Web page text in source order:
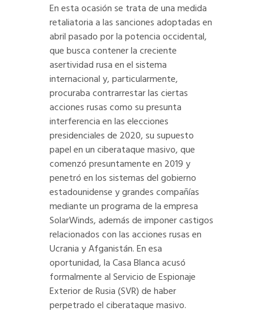
En esta ocasión se trata de una medida
retaliatoria a las sanciones adoptadas en
abril pasado por la potencia occidental,
que busca contener la creciente
asertividad rusa en el sistema
internacional y, particularmente,
procuraba contrarrestar las ciertas
acciones rusas como su presunta
interferencia en las elecciones
presidenciales de 2020, su supuesto
papel en un ciberataque masivo, que
comenzó presuntamente en 2019 y
penetró en los sistemas del gobierno
estadounidense y grandes compañías
mediante un programa de la empresa
SolarWinds, además de imponer castigos
relacionados con las acciones rusas en
Ucrania y Afganistán. En esa
oportunidad, la Casa Blanca acusó
formalmente al Servicio de Espionaje
Exterior de Rusia (SVR) de haber
perpetrado el ciberataque masivo.